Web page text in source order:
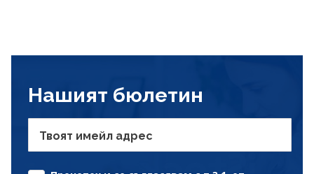
Нашият бюлетин
Твоят имейл адрес